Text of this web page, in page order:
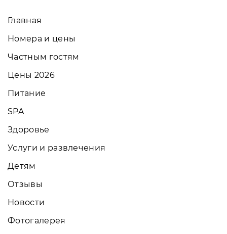
Главная
Номера и цены
Частным гостям
Цены 2026
Питание
SPA
Здоровье
Услуги и развлечения
Детям
Отзывы
Новости
Фотогалерея